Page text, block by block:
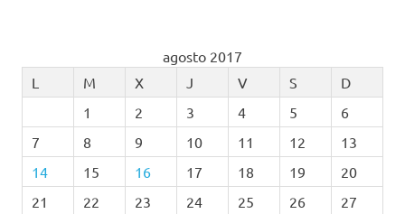
agosto 2017
L
M X J V S
D
1
2 3 4 5
6
7
8 9 10 11 12
13
14
15 16 17 18 19
20
21
22 23 24 25 26
27